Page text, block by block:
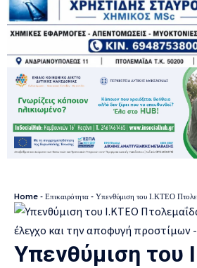
Home - Επικαιρότητα - Υπενθύμιση του Ι.ΚΤΕΟ Πτολεμαΐδας, για
Υπενθύμιση του